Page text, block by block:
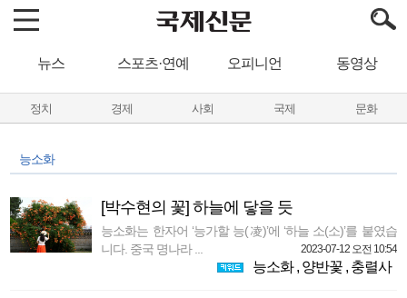
뉴스 스포츠·연예 오피니언 동영상
정치 경제 사회 국제 문화
능소화
[박수현의 꽃] 하늘에 닿을 듯
능소화는 한자어 ‘능가할 능(凌)’에 ‘하늘 소(소)’를 붙였습
니다. 중국 명나라 ...
2023-07-12 오전 10:54
능소화, 양반꽃, 충렬사